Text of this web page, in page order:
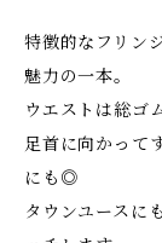
特徴的なフリン
魅力の一本。
ウエストは総ゴ
足首に向かって
にも◎
タウンユースに